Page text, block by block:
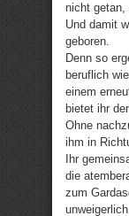
nicht getan,
Und damit
geboren.
Denn so
beruflich
einem
bietet ihr
Ohne
ihm in
Ihr
die
zum